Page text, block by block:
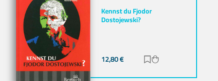
Kennst du Fjodor
Dostojewski?
12,80€ Zur Merkliste